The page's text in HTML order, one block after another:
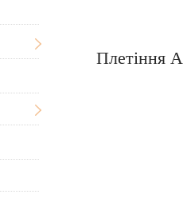
Плетіння